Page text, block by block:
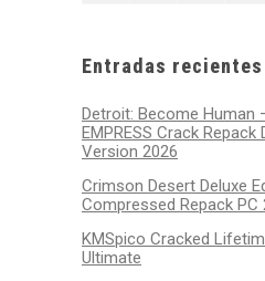
Entradas recientes
Detroit: Become Human
EMPRESS Crack Repack
Version 2026
Crimson Desert Deluxe
Compressed Repack PC
KMSpico Cracked
Ultimate